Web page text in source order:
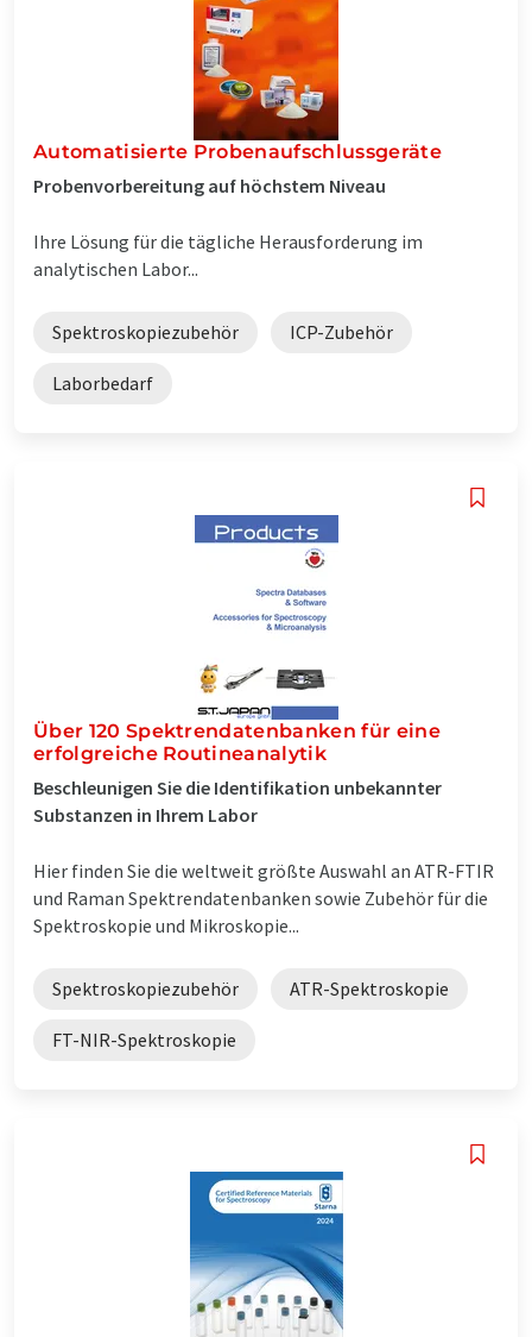
Automatisierte Probenaufschlussgeräte
Probenvorbereitung auf höchstem Niveau
Ihre Lösung für die tägliche Herausforderung im
analytischen Labor...
Spektroskopiezubehör ICP-Zubehör
Laborbedarf
Über 120 Spektrendatenbanken für eine
erfolgreiche Routineanalytik
Beschleunigen Sie die Identifikation unbekannter
Substanzen in Ihrem Labor
Hier finden Sie die weltweit größte Auswahl an ATR-FTIR
und Raman Spektrendatenbanken sowie Zubehör für die
Spektroskopie und Mikroskopie...
Spektroskopiezubehör ATR-Spektroskopie
FT-NIR-Spektroskopie